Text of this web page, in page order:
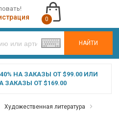
НАЙТИ
0
НА ЗАКАЗЫ ОТ $99.00 ИЛИ
ЗАКАЗЫ ОТ $169.00
Художественная литература